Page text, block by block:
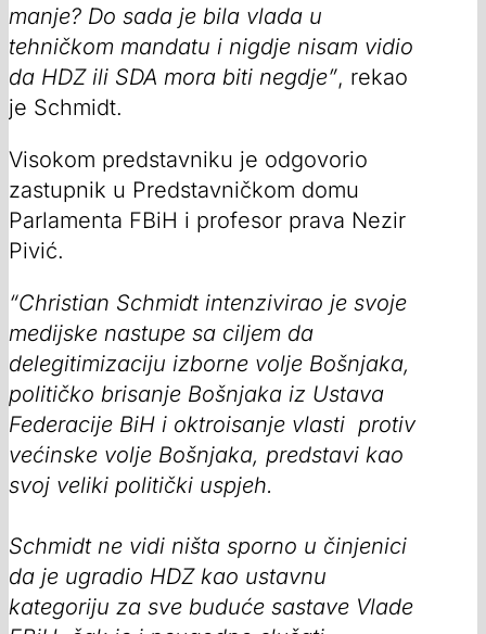
manje? Do sada je bila vlada u
tehničkom mandatu i nigdje nisam vidio
da HDZ ili SDA mora biti negdje”, rekao
je Schmidt.
Visokom predstavniku je odgovorio
zastupnik u Predstavničkom domu
Parlamenta FBiH i profesor prava Nezir
Pivić.
“Christian Schmidt intenzivirao je svoje
medijske nastupe sa ciljem da
delegitimizaciju izborne volje Bošnjaka,
političko brisanje Bošnjaka iz Ustava
Federacije BiH i oktroisanje vlasti protiv
većinske volje Bošnjaka, predstavi kao
svoj veliki politički uspjeh.
Schmidt ne vidi ništa sporno u činjenici
da je ugradio HDZ kao ustavnu
kategoriju za sve buduće sastave Vlade